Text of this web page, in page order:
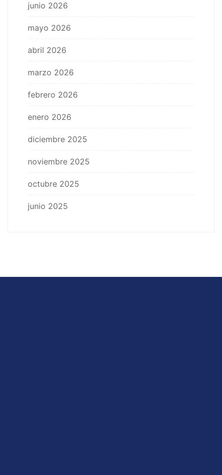
junio 2026
mayo 2026
abril 2026
marzo 2026
febrero 2026
enero 2026
diciembre 2025
noviembre 2025
octubre 2025
junio 2025